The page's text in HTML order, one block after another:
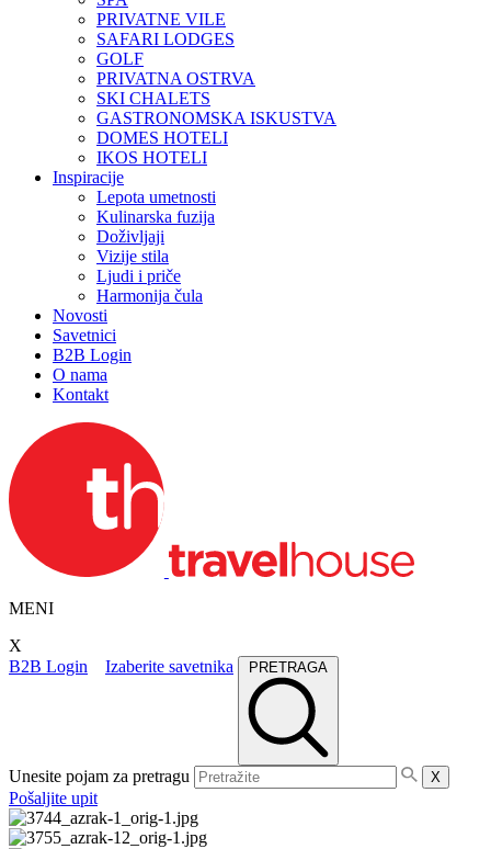
PRIVATNE VILE
SAFARI LODGES
GOLF
PRIVATNA OSTRVA
SKI CHALETS
GASTRONOMSKA ISKUSTVA
DOMES HOTELI
IKOS HOTELI
Inspiracije
Lepota umetnosti
Kulinarska fuzija
Doživljaji
Vizije stila
Ljudi i priče
Harmonija čula
Novosti
Savetnici
B2B Login
O nama
Kontakt
MENI
X
B2B Login
Izaberite savetnika PRETRAGA
Unesite pojam za pretragu X
Pošaljite upit